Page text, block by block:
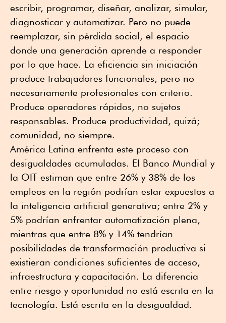
escribir, programar, diseñar, analizar, simular,
diagnosticar y automatizar. Pero no puede
reemplazar, sin pérdida social, el espacio
donde una generación aprende a responder
por lo que hace. La eficiencia sin iniciación
produce trabajadores funcionales, pero no
necesariamente profesionales con criterio.
Produce operadores rápidos, no sujetos
responsables. Produce productividad, quizá;
comunidad, no siempre.
América Latina enfrenta este proceso con
desigualdades acumuladas. El Banco Mundial y
la OIT estiman que entre 26% y 38% de los
empleos en la región podrían estar expuestos a
la inteligencia artificial generativa; entre 2% y
5% podrían enfrentar automatización plena,
mientras que entre 8% y 14% tendrían
posibilidades de transformación productiva si
existieran condiciones suficientes de acceso,
infraestructura y capacitación. La diferencia
entre riesgo y oportunidad no está escrita en la
tecnología. Está escrita en la desigualdad.